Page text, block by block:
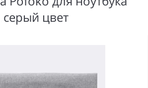
цвет